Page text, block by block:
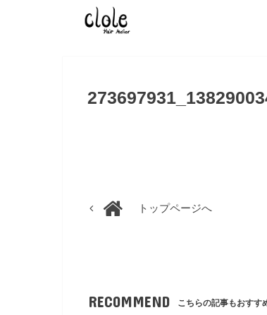
トップページへ
RECOMMEND こちらの記事もおすす